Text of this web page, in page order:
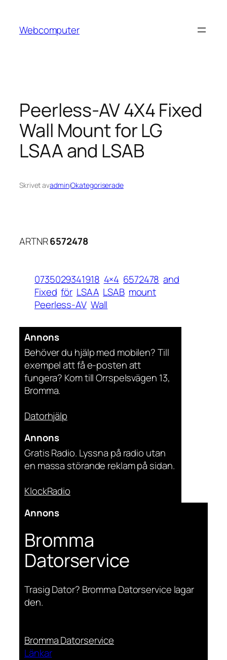
innehåll
Webcomputer
Peerless-AV 4X4 Fixed
Wall Mount for LG
LSAA and LSAB
Skrivet avadminiOkategoriserade
ARTNR6572478
0735029341918 4×4 6572478 and
Fixed för LSAA LSAB mount
Peerless-AV Wall
Annons
Behöver du hjälp med mobilen? Till
exempel att få e-posten att
fungera? Kom till Orrspelsvägen 13,
Bromma.
Datorhjälp
Annons
Gratis Radio. Lyssna på radio utan
en massa störande reklam på sidan.
KlockRadio
Annons
Bromma
Datorservice
Trasig Dator? Bromma Datorservice lagar
den.
Bromma Datorservice
Länkar